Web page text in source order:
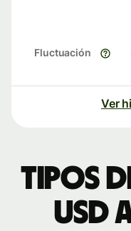
Fluctuación
Ver
Tipos
USD